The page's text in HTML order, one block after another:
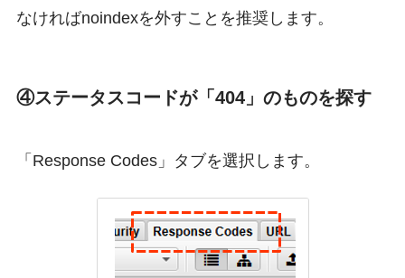
なければnoindexを外すことを推奨します。
④ステータスコードが「404」のものを探す
「Response Codes」タブを選択します。